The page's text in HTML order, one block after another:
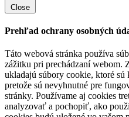
Close
Prehľad ochrany osobných
Táto webová stránka používa
zážitku pri prechádzaní webom.
ukladajú súbory cookie, ktoré
pretože sú nevyhnutné pre
stránky. Používame aj cookies
analyzovať a pochopiť, ako